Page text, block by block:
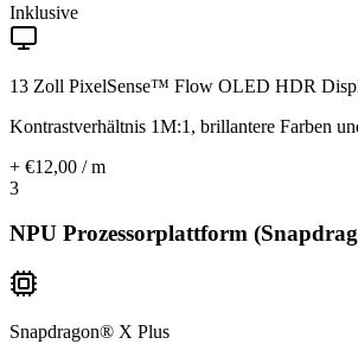
Inklusive
13 Zoll PixelSense™ Flow OLED HDR
Kontrastverhältnis 1M:1, brillantere Farben
+ €12,00 / m
3
NPU Prozessorplattform
Snapdragon® X Plus